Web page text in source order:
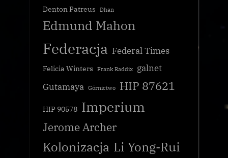
Denton Patreus
Dhan
Edmund Mahon
Federacja Federal Times
Felicia Winters Frank Raddix
galnet
Gutamaya Górnictwo HIP 87621
HIP 90578 Imperium
Jerome Archer
Kolonizacja Li Yong-Rui